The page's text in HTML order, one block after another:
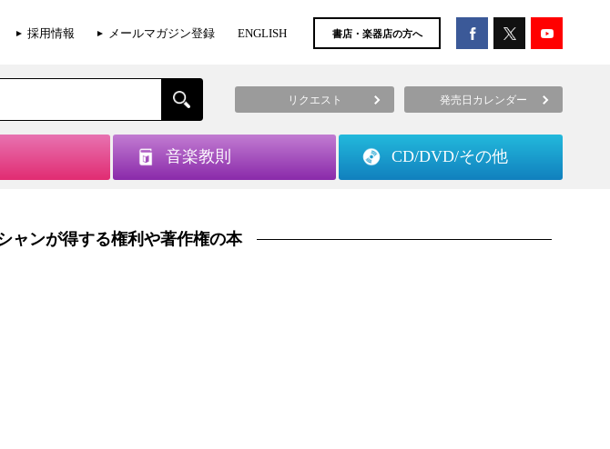
採用情報 メールマガジン登録 ENGLISH 書店・楽器店の方へ
リクエスト 発売日カレンダー
音楽教則 CD/DVD/その他
ャンが得する権利や著作権の本